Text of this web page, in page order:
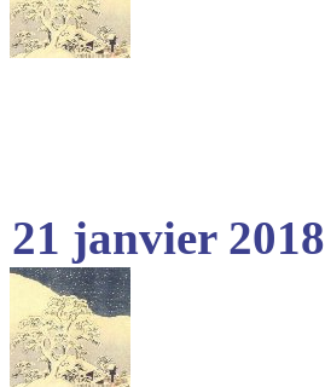
21 janvier 2018